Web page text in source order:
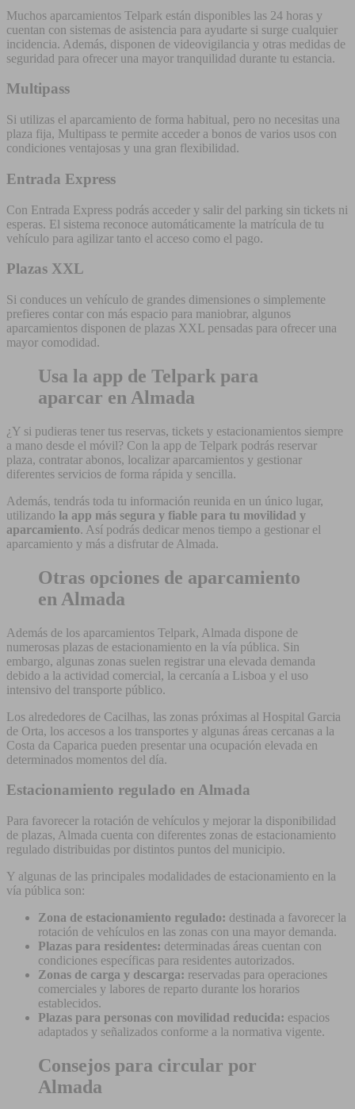
Muchos aparcamientos Telpark están disponibles las 24 horas y
cuentan con sistemas de asistencia para ayudarte si surge cualquier
incidencia. Además, disponen de videovigilancia y otras medidas de
seguridad para ofrecer una mayor tranquilidad durante tu estancia.
Multipass
Si utilizas el aparcamiento de forma habitual, pero no necesitas una
plaza fija, Multipass te permite acceder a bonos de varios usos con
condiciones ventajosas y una gran flexibilidad.
Entrada Express
Con Entrada Express podrás acceder y salir del parking sin tickets ni
esperas. El sistema reconoce automáticamente la matrícula de tu
vehículo para agilizar tanto el acceso como el pago.
Plazas XXL
Si conduces un vehículo de grandes dimensiones o simplemente
prefieres contar con más espacio para maniobrar, algunos
aparcamientos disponen de plazas XXL pensadas para ofrecer una
mayor comodidad.
Usa la app de Telpark para
aparcar en Almada
¿Y si pudieras tener tus reservas, tickets y estacionamientos siempre
a mano desde el móvil? Con la app de Telpark podrás reservar
plaza, contratar abonos, localizar aparcamientos y gestionar
diferentes servicios de forma rápida y sencilla.
Además, tendrás toda tu información reunida en un único lugar,
utilizando la app más segura y fiable para tu movilidad y
aparcamiento. Así podrás dedicar menos tiempo a gestionar el
aparcamiento y más a disfrutar de Almada.
Otras opciones de aparcamiento
en Almada
Además de los aparcamientos Telpark, Almada dispone de
numerosas plazas de estacionamiento en la vía pública. Sin
embargo, algunas zonas suelen registrar una elevada demanda
debido a la actividad comercial, la cercanía a Lisboa y el uso
intensivo del transporte público.
Los alrededores de Cacilhas, las zonas próximas al Hospital Garcia
de Orta, los accesos a los transportes y algunas áreas cercanas a la
Costa da Caparica pueden presentar una ocupación elevada en
determinados momentos del día.
Estacionamiento regulado en Almada
Para favorecer la rotación de vehículos y mejorar la disponibilidad
de plazas, Almada cuenta con diferentes zonas de estacionamiento
regulado distribuidas por distintos puntos del municipio.
Y algunas de las principales modalidades de estacionamiento en la
vía pública son:
Zona de estacionamiento regulado: destinada a favorecer la
rotación de vehículos en las zonas con una mayor demanda.
Plazas para residentes: determinadas áreas cuentan con
condiciones específicas para residentes autorizados.
Zonas de carga y descarga: reservadas para operaciones
comerciales y labores de reparto durante los horarios
establecidos.
Plazas para personas con movilidad reducida: espacios
adaptados y señalizados conforme a la normativa vigente.
Consejos para circular por
Almada